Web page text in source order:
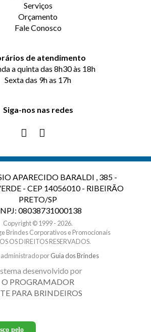
Serviços
Orçamento
Fale Conosco
de atendimento
a quinta das 8h30 às 18h
Sexta das 9h as 17h
Siga-nos nas redes
APARECIDO BARALDI , 385 -
- CEP 14056010 - RIBEIRÃO
PRETO/SP
08038731000138
Copyright © 1999 - 2026.
Brindes Corporativos e Promocionais
OS DIREITOS RESERVADOS.
administrado porGuia dos Brindes
desenvolvido por
O PROGRAMADOR
PARA BRINDEIROS
pelo